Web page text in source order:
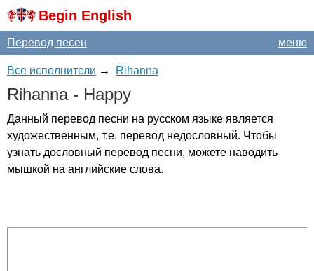
Begin English
меню
Перевод песен
Все исполнители → Rihanna
Rihanna- Happy
Данный перевод песни на русском языке является
художественным, т.е. перевод недословный. Чтобы
узнать дословный перевод песни, можете наводить
мышкой на английские слова.